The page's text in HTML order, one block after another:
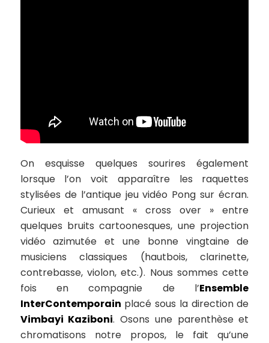
On esquisse quelques sourires également
lorsque l’on voit apparaître les raquettes
stylisées de l’antique jeu vidéo Pong sur écran.
Curieux et amusant « cross over » entre
quelques bruits cartoonesques, une projection
vidéo azimutée et une bonne vingtaine de
musiciens classiques (hautbois, clarinette,
contrebasse, violon, etc.). Nous sommes cette
fois en compagnie de l’Ensemble
InterContemporain placé sous la direction de
Vimbayi Kaziboni. Osons une parenthèse et
chromatisons notre propos, le fait qu’une